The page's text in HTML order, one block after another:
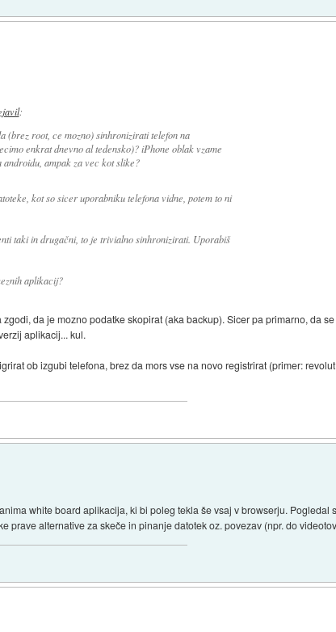
:
(brez root, ce mozno) sinhronizirati telefon na
enkrat dnevno al tedensko)? iPhone oblak vzame
androidu, ampak za vec kot slike?
kot so sicer uporabniku telefona vidne, potem to ni
taki in drugačni, to je trivialno sinhronizirati. Uporabiš
aplikacij?
da je mozno podatke skopirat (aka backup). Sicer pa primarno, da
aplikacij... kul.
ob izgubi telefona, brez da mors vse na novo registrirat (primer:
white board aplikacija, ki bi poleg tekla še vsaj v browserju.
prave alternative za skeče in pinanje datotek oz. povezav (npr. do